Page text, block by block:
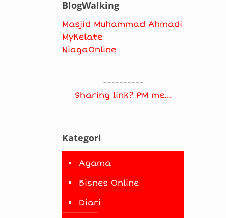
BlogWalking
Masjid Muhammad Ahmadi
MyKelate
NiagaOnline
----------
Sharing link? PM me...
Kategori
Agama
Bisnes Online
Diari